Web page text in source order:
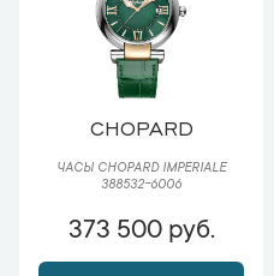
CHOPARD
ЧАСЫ CHOPARD IMPERIALE
388532-6006
373 500 руб.